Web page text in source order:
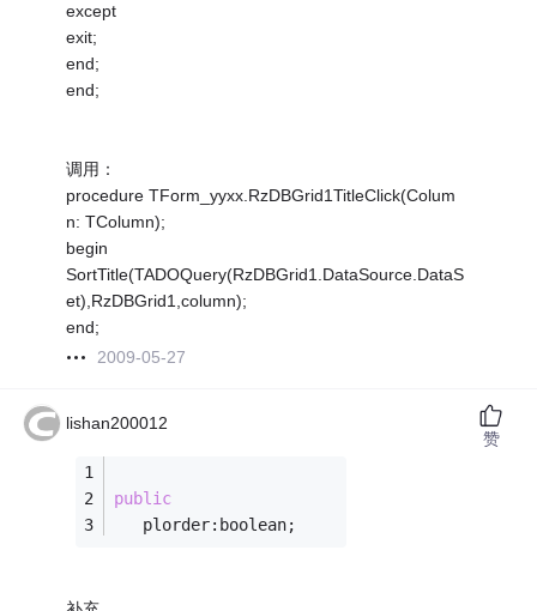
except
exit;
end;
end;
调用：
procedure TForm_yyxx.RzDBGrid1TitleClick(Colum
n: TColumn);
begin
SortTitle(TADOQuery(RzDBGrid1.DataSource.DataS
et),RzDBGrid1,column);
end;
2009-05-27
lishan200012
public
   plorder:boolean;
赞